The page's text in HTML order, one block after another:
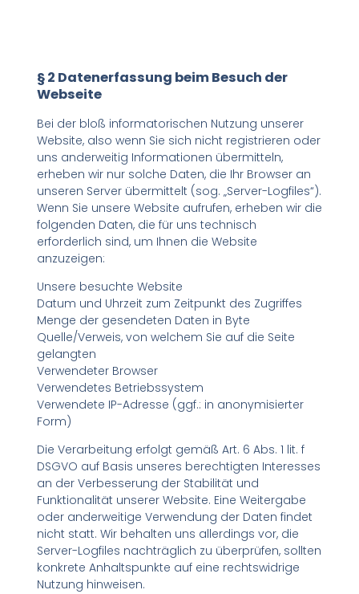
§ 2 Datenerfassung beim Besuch der
Webseite
Bei der bloß informatorischen Nutzung unserer
Website, also wenn Sie sich nicht registrieren oder
uns anderweitig Informationen übermitteln,
erheben wir nur solche Daten, die Ihr Browser an
unseren Server übermittelt (sog. „Server-Logfiles“).
Wenn Sie unsere Website aufrufen, erheben wir die
folgenden Daten, die für uns technisch
erforderlich sind, um Ihnen die Website
anzuzeigen:
Unsere besuchte Website
Datum und Uhrzeit zum Zeitpunkt des Zugriffes
Menge der gesendeten Daten in Byte
Quelle/Verweis, von welchem Sie auf die Seite
gelangten
Verwendeter Browser
Verwendetes Betriebssystem
Verwendete IP-Adresse (ggf.: in anonymisierter
Form)
Die Verarbeitung erfolgt gemäß Art. 6 Abs. 1 lit. f
DSGVO auf Basis unseres berechtigten Interesses
an der Verbesserung der Stabilität und
Funktionalität unserer Website. Eine Weitergabe
oder anderweitige Verwendung der Daten findet
nicht statt. Wir behalten uns allerdings vor, die
Server-Logfiles nachträglich zu überprüfen, sollten
konkrete Anhaltspunkte auf eine rechtswidrige
Nutzung hinweisen.